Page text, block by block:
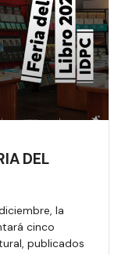
DEL
la
cinco
publicados